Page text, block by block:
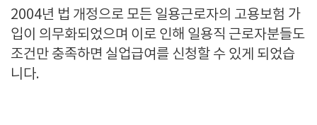
2004년 법 개정으로 모든 일용근로자의 고용보험 가
입이 의무화되었으며 이로 인해 일용직 근로자분들도
조건만 충족하면 실업급여를 신청할 수 있게 되었습
니다.